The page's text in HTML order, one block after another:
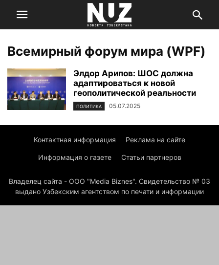
Всемирный форум мира (WPF)
Элдор Арипов: ШОС должна
адаптироваться к новой
геополитической реальности
ПОЛИТИКА 05.07.2025
Контактная информация Реклама на сайте
Информация о газете Статьи партнеров
Владелец сайта - ООО "Media Biznes". Свидетельство № 03
выдано Узбекским агентством по печати и информации